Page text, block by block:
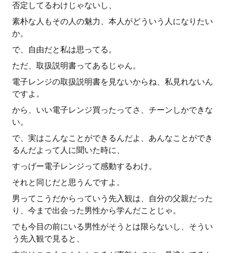
否定してるわけじゃないし、
素朴な人もその人の魅力、本人がどういう人になりたい
か。
で、自由だと私は思ってる。
ただ、取扱説明書ってあるじゃん。
電子レンジの取扱説明書を見ないからね、私見れないん
ですよ。
から、いい電子レンジ買ったってさ、チーンしかできな
い。
で、実はこんなことができるんだよ、あんなことができ
るんだよって人に聞いた時に、
すっげー電子レンジって感動するわけ。
それと同じだと思うんですよ。
男ってこうだからっていう先入観は、自分の父親だった
り、今まで出会った男性から学んだことじゃ。
でも今目の前にいる男性がそうとは限らないし、そうい
う先入観で見ると、